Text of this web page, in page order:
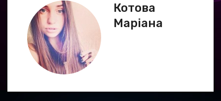
а
Котова
Маріана